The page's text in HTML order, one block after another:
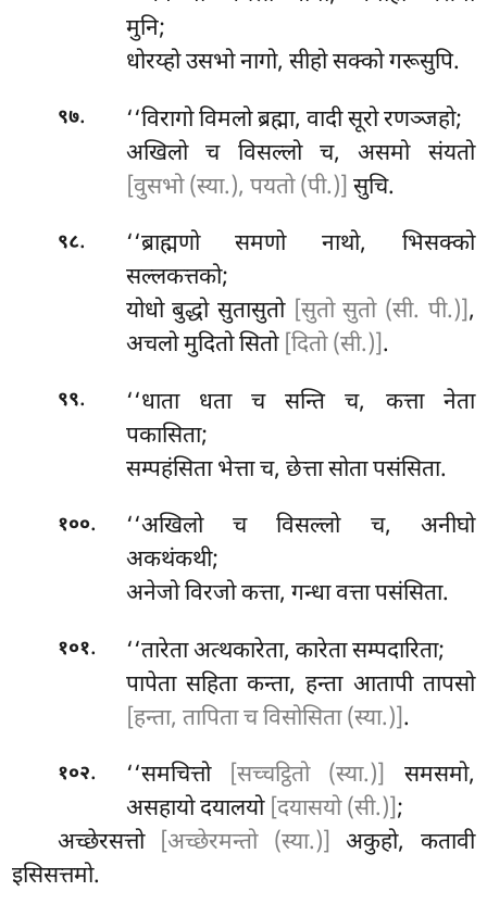
मुनि;
धोरय्हो उसभो नागो, सीहो सक्को गरूसुपि.
९७.
‘‘विरागो विमलो ब्रह्मा, वादी सूरो रणञ्जहो;
अखिलो च विसल्लो च, असमो संयतो
[वुसभो (स्या.), पयतो (पी.)] सुचि.
९८. ‘‘ब्राह्मणोसमणो नाथो, भिसक्को
सल्लकत्तको;
योधो बुद्धो सुतासुतो [सुतो सुतो (सी. पी.)],
अचलो मुदितो सितो [दितो (सी.)].
९९.
‘‘धाता धता च सन्ति च, कत्ता नेता
पकासिता;
सम्पहंसिता भेत्ता च, छेत्ता सोता पसंसिता.
१००.
‘‘अखिलो च विसल्लो च, अनीघो
अकथंकथी;
अनेजो विरजो कत्ता, गन्धा वत्ता पसंसिता.
१०१.
‘‘तारेता अत्थकारेता, कारेता सम्पदारिता;
पापेता सहिता कन्ता, हन्ता आतापी तापसो
[हन्ता, तापिता च विसोसिता (स्या.)].
१०२. ‘‘समचित्तो [सच्चट्ठितो (स्या.)]
समसमो,
असहायो दयालयो [दयासयो (सी.)];
अच्छेरसत्तो
[अच्छेरमन्तो (स्या.)]
अकुहो, कतावी
इसिसत्तमो.